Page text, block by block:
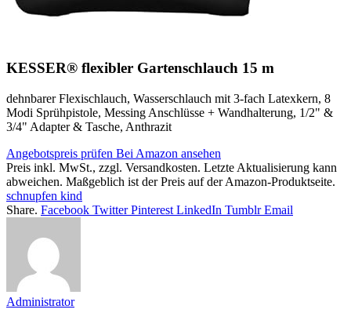
KESSER® flexibler Gartenschlauch 15 m
dehnbarer Flexischlauch, Wasserschlauch mit 3-fach Latexkern, 8
Modi Sprühpistole, Messing Anschlüsse + Wandhalterung, 1/2" &
3/4" Adapter & Tasche, Anthrazit
Angebotspreis prüfen Bei Amazon ansehen
Preis inkl. MwSt., zzgl. Versandkosten. Letzte Aktualisierung kann
abweichen. Maßgeblich ist der Preis auf der Amazon-Produktseite.
schnupfen kind
Share. Facebook Twitter Pinterest LinkedIn Tumblr Email
Administrator